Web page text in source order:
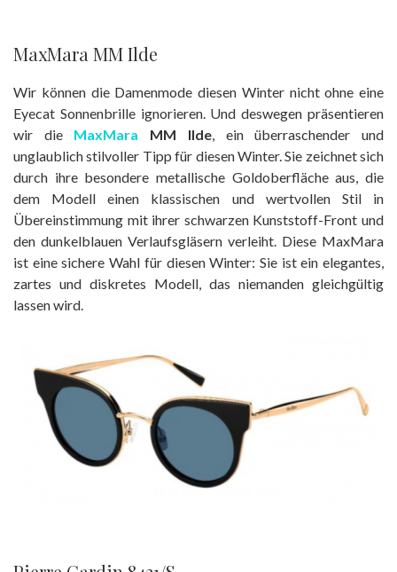
MaxMara MM Ilde
Wir können die Damenmode diesen Winter nicht ohne eine
Eyecat Sonnenbrille ignorieren. Und deswegen präsentieren
wir die MaxMara MM Ilde, ein überraschender und
unglaublich stilvoller Tipp für diesen Winter. Sie zeichnet sich
durch ihre besondere metallische Goldoberfläche aus, die
dem Modell einen klassischen und wertvollen Stil in
Übereinstimmung mit ihrer schwarzen Kunststoff-Front und
den dunkelblauen Verlaufsgläsern verleiht. Diese MaxMara
ist eine sichere Wahl für diesen Winter: Sie ist ein elegantes,
zartes und diskretes Modell, das niemanden gleichgültig
lassen wird.